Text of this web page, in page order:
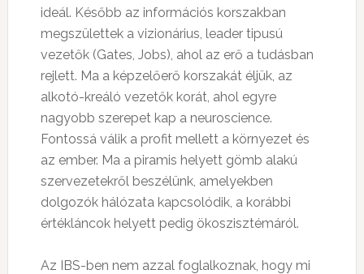
ideál. Később az információs korszakban
megszülettek a vizionárius, leader tipusú
vezetők (Gates, Jobs), ahol az erő a tudásban
rejlett. Ma a képzelőerő korszakát éljük, az
alkotó-kreáló vezetők korát, ahol egyre
nagyobb szerepet kap a neuroscience.
Fontossá válik a profit mellett a környezet és
az ember. Ma a piramis helyett gömb alakú
szervezetekről beszélünk, amelyekben
dolgozók hálózata kapcsolódik, a korábbi
értékláncok helyett pedig ökoszisztémáról.
Az IBS-ben nem azzal foglalkoznak, hogy mi